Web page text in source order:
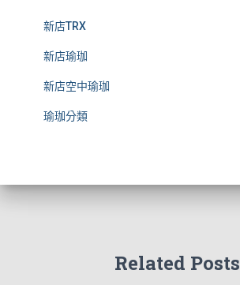
新店TRX
新店瑜珈
新店空中瑜珈
瑜珈分類
Related Posts